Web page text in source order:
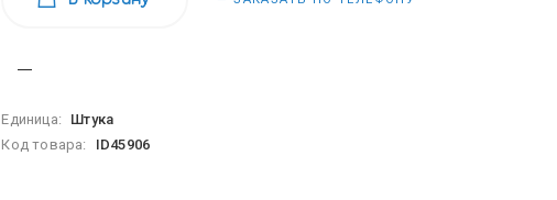
Единица:
Штука
Код товара:
ID45906